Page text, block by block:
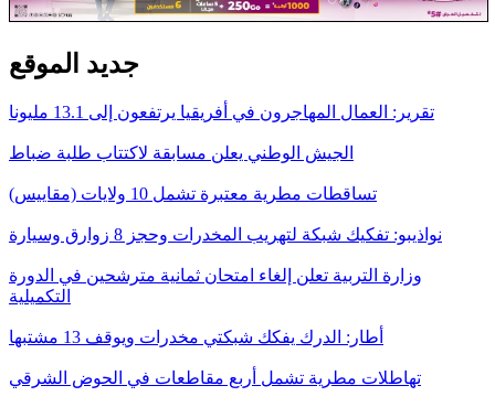
جديد الموقع
تقرير: العمال المهاجرون في أفريقيا يرتفعون إلى 13.1 مليونا
الجيش الوطني يعلن مسابقة لاكتتاب طلبة ضباط
تساقطات مطرية معتبرة تشمل 10 ولايات (مقاييس)
نواذيبو: تفكيك شبكة لتهريب المخدرات وحجز 8 زوارق وسيارة
وزارة التربية تعلن إلغاء امتحان ثمانية مترشحين في الدورة
التكميلية
أطار: الدرك يفكك شبكتي مخدرات ويوقف 13 مشتبها
تهاطلات مطرية تشمل أربع مقاطعات في الحوض الشرقي